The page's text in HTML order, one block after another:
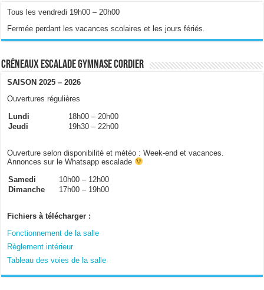
Tous les vendredi 19h00 – 20h00
Fermée perdant les vacances scolaires et les jours fériés.
Créneaux escalade gymnase Cordier
SAISON 2025 – 2026
Ouvertures régulières
Lundi
18h00 – 20h00
Jeudi
19h30 – 22h00
Ouverture selon disponibilité et météo : Week-end et vacances.
Annonces sur le Whatsapp escalade
Samedi
10h00 – 12h00
Dimanche
17h00 – 19h00
Fichiers à télécharger :
Fonctionnement de la salle
Règlement intérieur
Tableau des voies de la salle